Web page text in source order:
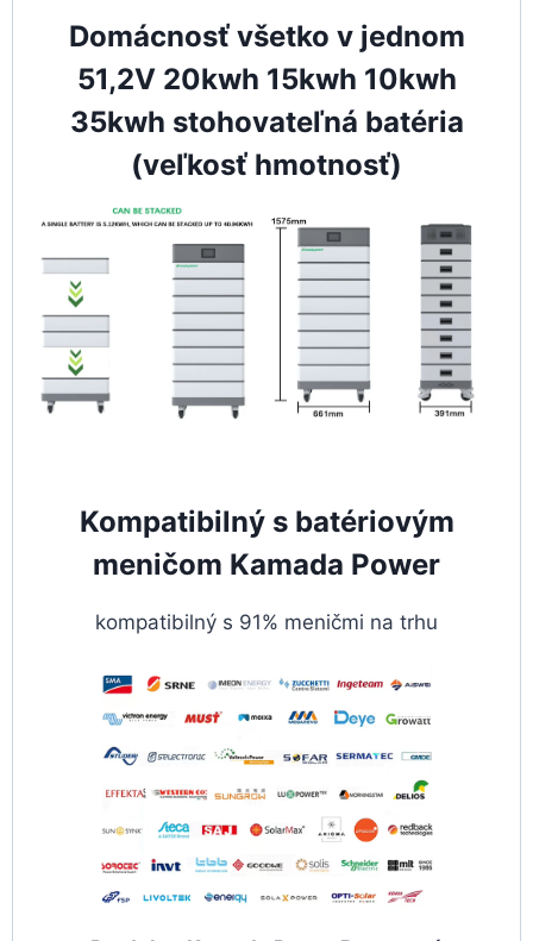
Domácnosť všetko v jednom
51,2V 20kwh 15kwh 10kwh
35kwh stohovateľná batéria
(veľkosť hmotnosť)
Kompatibilný s batériovým
meničom Kamada Power
kompatibilný s 91% meničmi na trhu